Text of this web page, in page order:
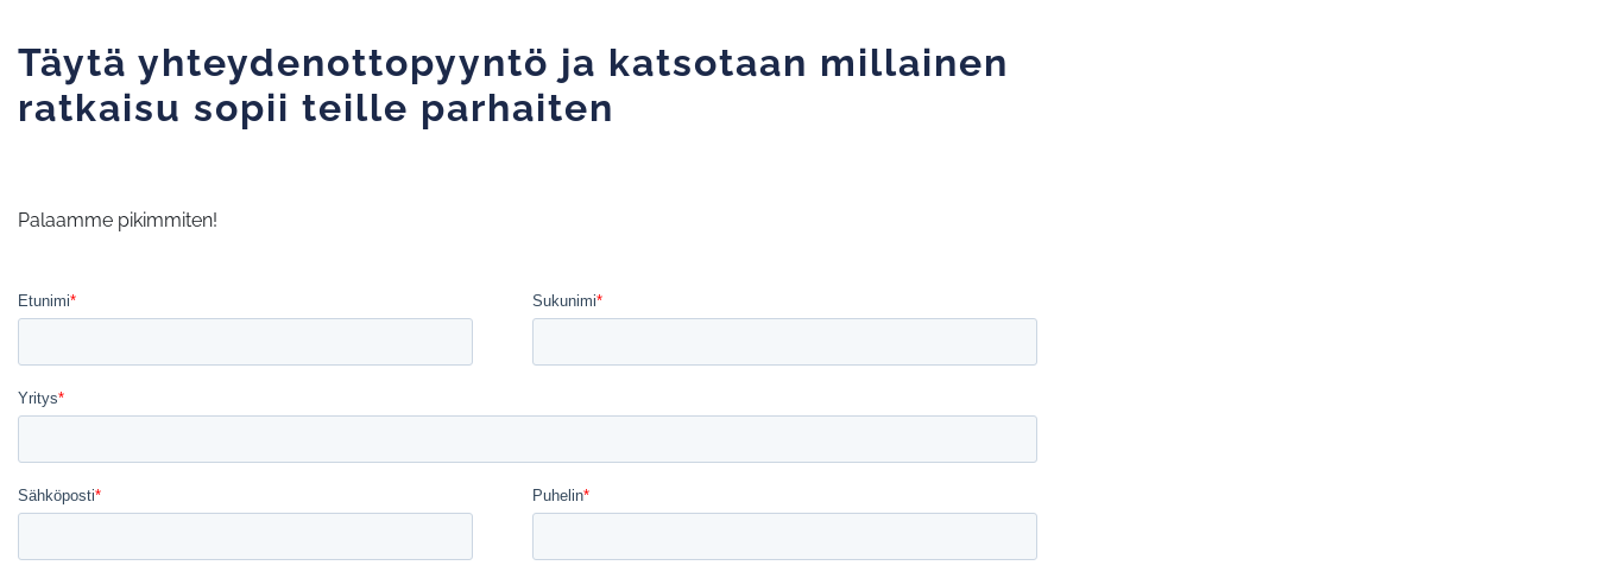
Täytä yhteydenottopyyntö ja katsotaan millainen
ratkaisu sopii teille parhaiten
Palaamme pikimmiten!